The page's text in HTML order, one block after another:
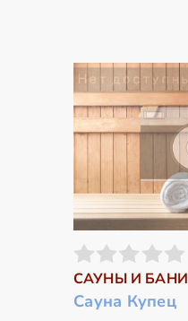
САУНЫ И БАНИ
Сауна Купец